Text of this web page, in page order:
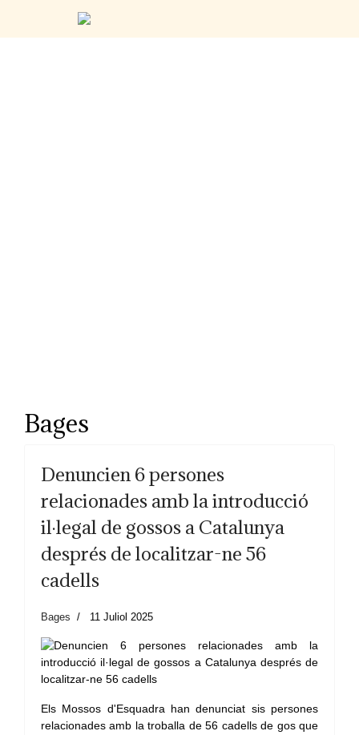
Bages
Denuncien 6 persones
relacionades amb la introducció
il·legal de gossos a Catalunya
després de localitzar-ne 56
cadells
Bages 11 Juliol 2025
Els Mossos d'Esquadra han denunciat sis persones
relacionades amb la troballa de 56 cadells de gos que